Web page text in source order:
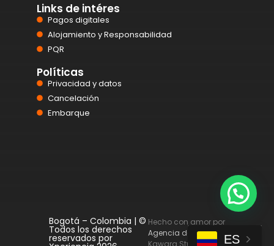
Links de intéres
Pagos digitales
Alojamiento y Responsabilidad
PQR
Políticas
Privacidad y datos
Cancelación
Embarque
Bogotá – Colombia | ©
Todos los derechos
reservados por
Hecho con amor por
Agencia de Diseño web
Kawara Studio.
ES